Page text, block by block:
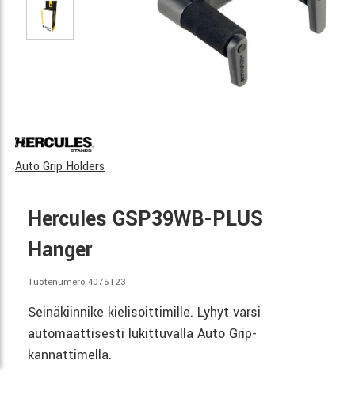
Auto Grip Holders
Hercules GSP39WB-PLUS
Hanger
Tuotenumero 4075123
Seinäkiinnike kielisoittimille. Lyhyt varsi
automaattisesti lukittuvalla Auto Grip-
kannattimella.